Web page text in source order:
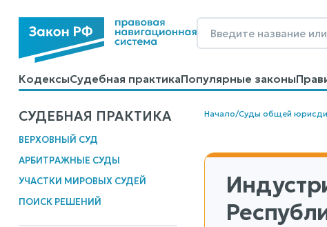
КодексыСудебная практикаПопулярные законы
КалькуляторыСправочные материалыОбразцы
СУДЕБНАЯ ПРАКТИКА
ВЕРХОВНЫЙ СУД
АРБИТРАЖНЫЕ СУДЫ
УЧАСТКИ МИРОВЫХ СУДЕЙ
ПОИСК РЕШЕНИЙ
Начало/Суды общей